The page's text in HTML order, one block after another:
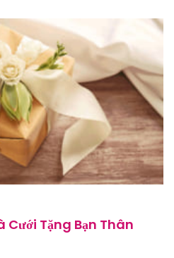
Cưới Tặng Bạn Thân